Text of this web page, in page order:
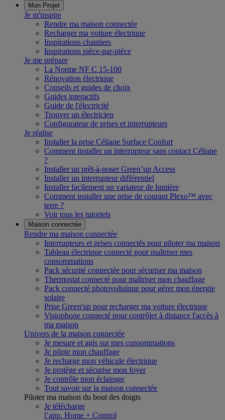
Mon Projet
Je m'inspire
Rendre ma maison connectée
Recharger ma voiture électrique
Inspirations chantiers
Inspirations pièce-par-pièce
Je me prépare
La Norme NF C 15-100
Rénovation électrique
Conseils et guides de choix
Guides interactifs
Guide de l'électricité
Trouver un électricien
Configurateur de prises et interrupteurs
Je réalise
Installer la prise Céliane Surface Confort
Comment installer un interrupteur sans contact Céliane
?
Installer un prêt-à-poser Green’up Access
Installer un interrupteur différentiel
Installer facilement un variateur de lumière
Comment installer une prise de courant Plexo™ avec
terre ?
Voir tous les tutoriels
Maison connectée
Rendre ma maison connectée
Interrupteurs et prises connectés pour piloter ma maison
Tableau électrique connecté pour maîtriser mes
consommations
Pack sécurité connectée pour sécuriser ma maison
Thermostat connecté pour maîtriser mon chauffage
Pack connecté photovoltaïque pour gérer mon énergie
solaire
Prise Green'up pour recharger ma voiture électrique
Visiophone connecté pour contrôler à distance l'accès à
ma maison
Univers de la maison connectée
Je mesure et agis sur mes consommations
Je pilote mon chauffage
Je recharge mon véhicule électrique
Je protège et sécurise mon foyer
Je contrôle mon éclairage
Tout savoir sur la maison connectée
Piloter ma maison du bout des doigts
Je télécharge
l’app. Home + Control